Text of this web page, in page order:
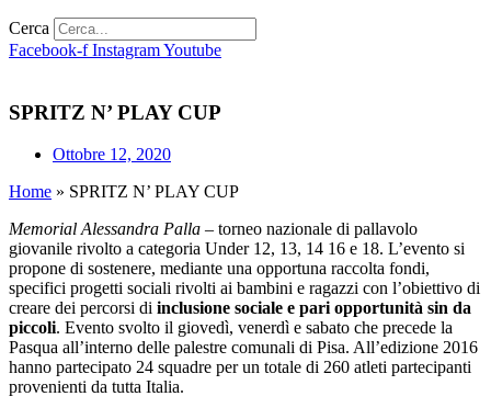
Cerca
Facebook-f InstagramYoutube
SPRITZ N’ PLAY CUP
Ottobre 12, 2020
Home » SPRITZ N’ PLAY CUP
Memorial Alessandra Palla – torneo nazionale di pallavolo
giovanile rivolto a categoria Under 12, 13, 14 16 e 18. L’evento si
propone di sostenere, mediante una opportuna raccolta fondi,
specifici progetti sociali rivolti ai bambini e ragazzi con l’obiettivo di
creare dei percorsi di inclusione sociale e pari opportunità sin da
piccoli. Evento svolto il giovedì, venerdì e sabato che precede la
Pasqua all’interno delle palestre comunali di Pisa. All’edizione 2016
hanno partecipato 24 squadre per un totale di 260 atleti partecipanti
provenienti da tutta Italia.